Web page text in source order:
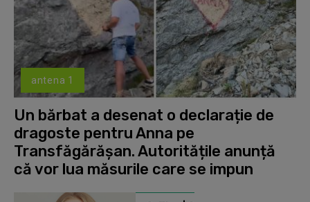
antena 1
Un bărbat a desenat o declarație de
dragoste pentru Anna pe
Transfăgărășan. Autoritățile anunță
că vor lua măsurile care se impun